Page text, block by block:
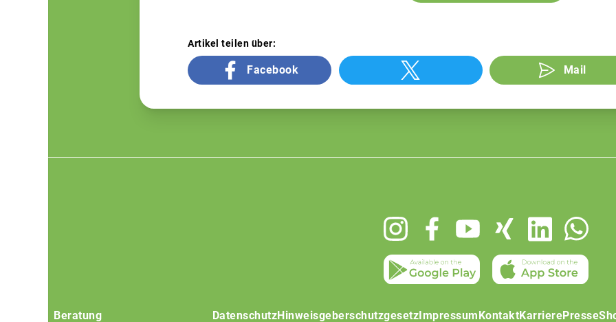
Artikel teilen über:
Facebook Mail
Beratung DatenschutzHinweisgeberschutzgesetzImpressumKontaktKarrierePresse